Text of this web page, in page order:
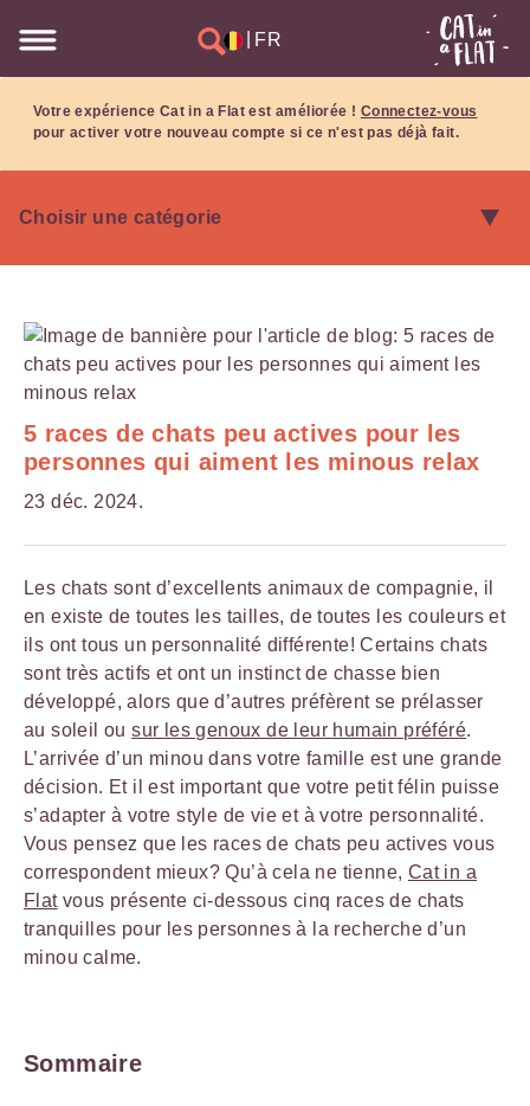
FR
Votre expérience Cat in a Flat est améliorée ! Connectez-vous
pour activer votre nouveau compte si ce n'est pas déjà fait.
5 races de chats peu actives pour les
personnes qui aiment les minous relax
23 déc. 2024.
Les chats sont d’excellents animaux de compagnie, il
en existe de toutes les tailles, de toutes les couleurs et
ils ont tous un personnalité différente! Certains chats
sont très actifs et ont un instinct de chasse bien
développé, alors que d’autres préfèrent se prélasser
au soleil ousur les genoux de leur humain préféré.
L’arrivée d’un minou dans votre famille est une grande
décision. Et il est important que votre petit félin puisse
s’adapter à votre style de vie et à votre personnalité.
Vous pensez que les races de chats peu actives vous
correspondent mieux? Qu’à cela ne tienne, Cat in a
Flatvous présente ci-dessous cinq races de chats
tranquilles pour les personnes à la recherche d’un
minou calme.
Sommaire